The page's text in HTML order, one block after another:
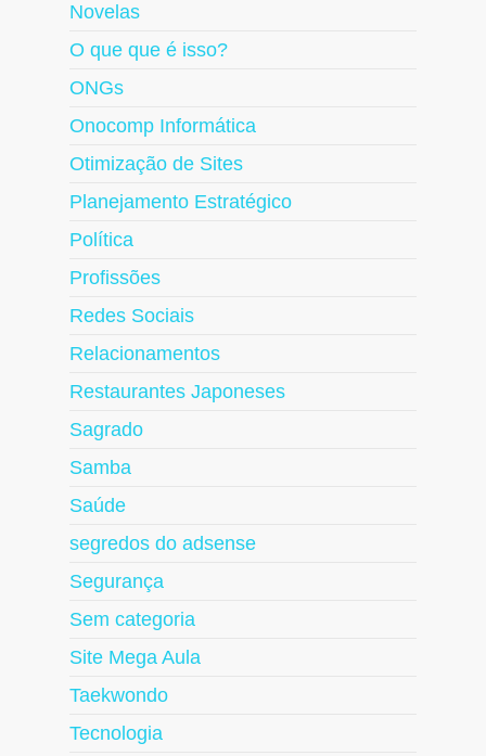
Novelas
O que que é isso?
ONGs
Onocomp Informática
Otimização de Sites
Planejamento Estratégico
Política
Profissões
Redes Sociais
Relacionamentos
Restaurantes Japoneses
Sagrado
Samba
Saúde
segredos do adsense
Segurança
Sem categoria
Site Mega Aula
Taekwondo
Tecnologia